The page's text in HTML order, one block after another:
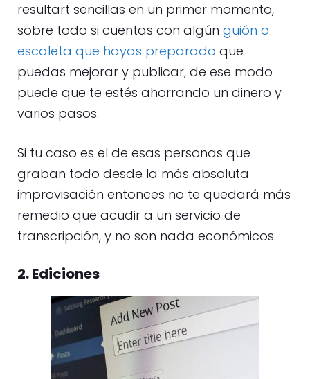
resultart sencillas en un primer momento,
sobre todo si cuentas con algún guión o
escaleta que hayas preparado que
puedas mejorar y publicar, de ese modo
puede que te estés ahorrando un dinero y
varios pasos.
Si tu caso es el de esas personas que
graban todo desde la más absoluta
improvisación entonces no te quedará más
remedio que acudir a un servicio de
transcripción, y no son nada económicos.
2. Ediciones